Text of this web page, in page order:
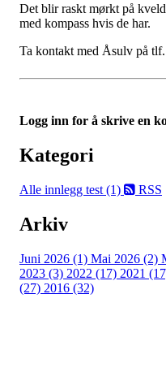
Det blir raskt mørkt på
med kompass hvis de har.
Ta kontakt med Åsulv på
Logg inn for å skrive en
Kategori
Alle innlegg test (1) RSS
Arkiv
Juni 2026 (1) Mai 2026 (2)
2023 (3) 2022 (17) 2021
(27) 2016 (32)